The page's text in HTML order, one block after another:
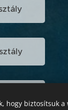
hogy biztosítsuk